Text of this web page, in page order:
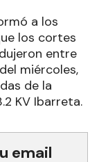
a los
los cortes
entre
KV Ibarreta.